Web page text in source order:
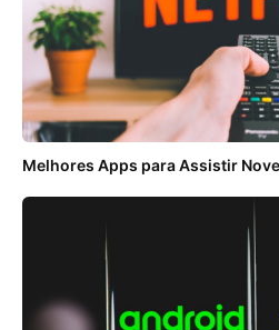
Melhores Apps para Assistir